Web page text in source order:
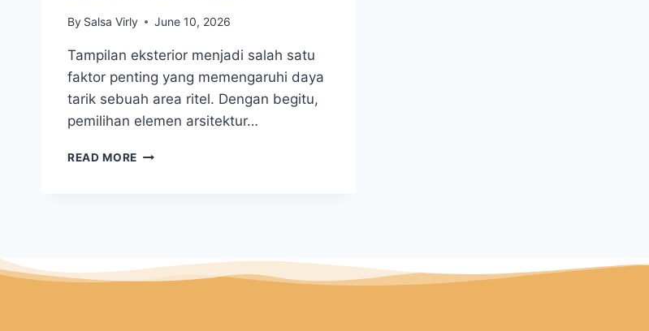
By Salsa Virly June 10, 2026
Tampilan eksterior menjadi salah satu
faktor penting yang memengaruhi daya
tarik sebuah area ritel. Dengan begitu,
pemilihan elemen arsitektur…
READ MORE